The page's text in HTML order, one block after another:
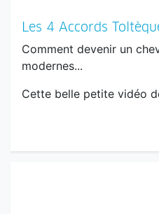
Les 4 Accords
Comment devenir un
modernes...
Cette belle petite vidéo